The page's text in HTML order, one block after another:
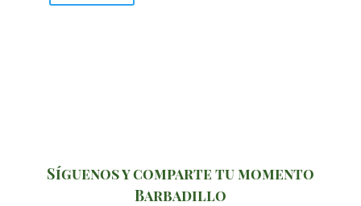
Síguenos y comparte tu momento
Barbadillo